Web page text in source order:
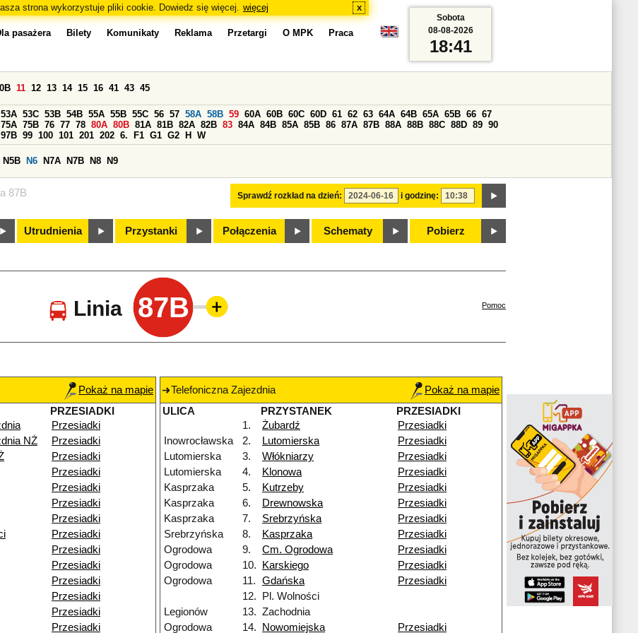
strona wykorzystuje pliki cookie. Dowiedz się więcej. więcej x
87B
pasażera Bilety Komunikaty Reklama Przetargi O MPK Praca
Sprawdź rozkład na dzień: i godzinę:
11 12 13 14 15 16 41 43 45
53A 53C 53B 54B 55A 55B 55C 56 57 58A 58B 59 60A 60B 60C 60D 61 62 63 64A 64B 65A 65B 66 67
75A 75B 76 77 78 80A 80B 81A 81B 82A 82B 83 84A 84B 85A 85B 86 87A 87B 88A 88B 88C 88D 89 90
97B 99 100 101 201 202 6. F1 G1 G2 H W
N5B N6 N7A N7B N8 N9
Utrudnienia Przystanki Połączenia Schematy Pobierz
Sobota
08-08-2026
18:41
Linia 87B Pomoc
Pokaż na mapie
PRZESIADKI
Przesiadki
NŻ
Przesiadki
Przesiadki
Przesiadki
Przesiadki
Przesiadki
Przesiadki
Przesiadki
Przesiadki
Przesiadki
Przesiadki
Przesiadki
Przesiadki
Przesiadki
Telefoniczna Zajezdnia
Pokaż na mapie
ULICA
PRZYSTANEK
PRZESIADKI
1.
Żubardź
Przesiadki
Inowrocławska
2. Lutomierska
Przesiadki
Lutomierska
3. Włókniarzy
Przesiadki
Lutomierska
4. Klonowa
Przesiadki
Kasprzaka
5. Kutrzeby
Przesiadki
Kasprzaka
6. Drewnowska
Przesiadki
Kasprzaka
7. Srebrzyńska
Przesiadki
Srebrzyńska
8. Kasprzaka
Przesiadki
Ogrodowa
9. Cm. Ogrodowa
Przesiadki
Ogrodowa
10. Karskiego
Przesiadki
Ogrodowa
11. Gdańska
Przesiadki
12.
Pl. Wolności
Legionów
13. Zachodnia
Ogrodowa
14. Nowomiejska Przesiadki